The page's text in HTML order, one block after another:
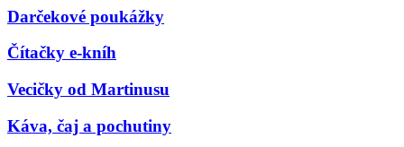
Darčekové poukážky
Čítačky e-kníh
Vecičky od Martinusu
Káva, čaj a pochutiny